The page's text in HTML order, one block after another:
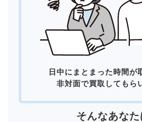
日中にまとまった時間が
非対面で買取してもら
そんなあなた